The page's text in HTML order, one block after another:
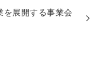
を展開する事業会